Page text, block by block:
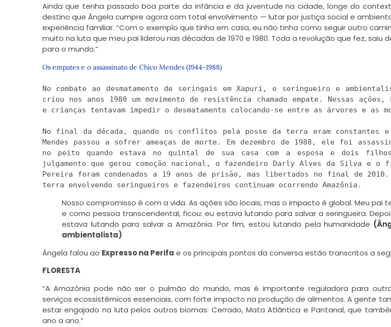
Ainda que tenha passado boa parte da infância e da juventude na cidade, longe do
destino que Ângela cumpre agora com total envolvimento — lutar por justiça social e
experiência familiar. “Com o exemplo que tinha em casa, eu não tinha como seguir outro
muito na luta que meu pai liderou nas décadas de 1970 e 1980. Toda a revolução que fez, saiu
para o mundo.”
Os empates e o assassinato de Chico Mendes (1944-1988)
No combate ao desmatamento de seringais em Xapuri, o seringueiro e
criou nos anos 1980 um movimento de resistência chamado empate. Nessas ações,
e crianças tentavam impedir o desmatamento colocando-se entre as árvores e as
No final da década, quando os conflitos pela posse da terra eram constantes
Mendes passou a sofrer ameaças de morte. Em dezembro de 1988, ele foi
no peito quando estava no quintal de sua casa com a esposa e dois
julgamento que gerou comoção nacional, o fazendeiro Darly Alves da Silva e o
Pereira foram condenados a 19 anos de prisão, mas libertados no final de
terra envolvendo seringueiros e fazendeiros continuam ocorrendo Amazônia.
Nosso compromisso é com a vida. As ações são locais, mas o impacto é global. Meu pai
e como pessoa transcendental, ficou: eu estava lutando para salvar a seringueira.
estava lutando para salvar a Amazônia. Por fim, estou lutando pela humanidade
ambientalista)
Ângela falou ao Expresso na Perifa e os principais pontos da conversa estão transcritos a
FLORESTA
“A Amazônia pode não ser o pulmão do mundo, mas é importante reguladora para
serviços ecossistêmicos essenciais, com forte impacto na produção de alimentos. A gente
estar engajado na luta pelos outros biomas: Cerrado, Mata Atlântica e Pantanal, que
ano a ano.”